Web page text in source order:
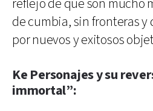
reflejo de que son mucho
de cumbia, sin fronteras y
por nuevos y exitosos
Ke Personajes y su
immortal”: